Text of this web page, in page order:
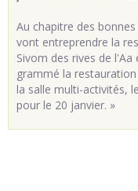
Au cha­pitre des
vont en­tre­prendre la
Sivom des rives de
grammé la
la salle multi-ac­ti­vi­tés,
pour le 20 jan­vier. »